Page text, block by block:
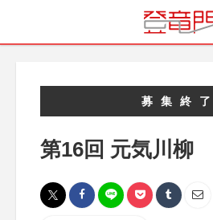
募集終了
第16回 元気川柳